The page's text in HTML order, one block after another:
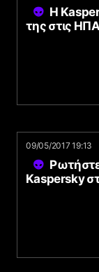
Η
της στις ΗΠΑ
09/05/2017 19:13
Kaspersky